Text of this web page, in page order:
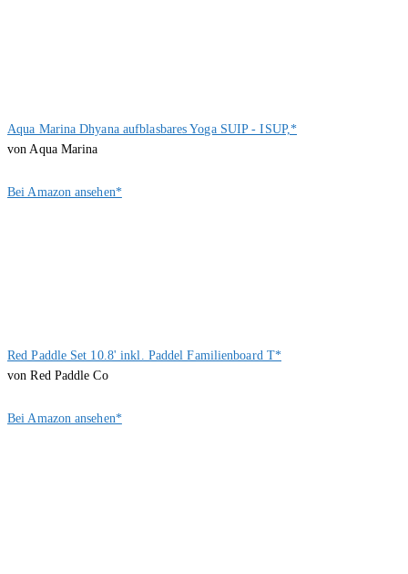
Aqua Marina Dhyana aufblasbares Yoga SUIP - ISUP,*
von Aqua Marina
Bei Amazon ansehen*
Red Paddle Set 10.8' inkl. Paddel Familienboard T*
von Red Paddle Co
Bei Amazon ansehen*